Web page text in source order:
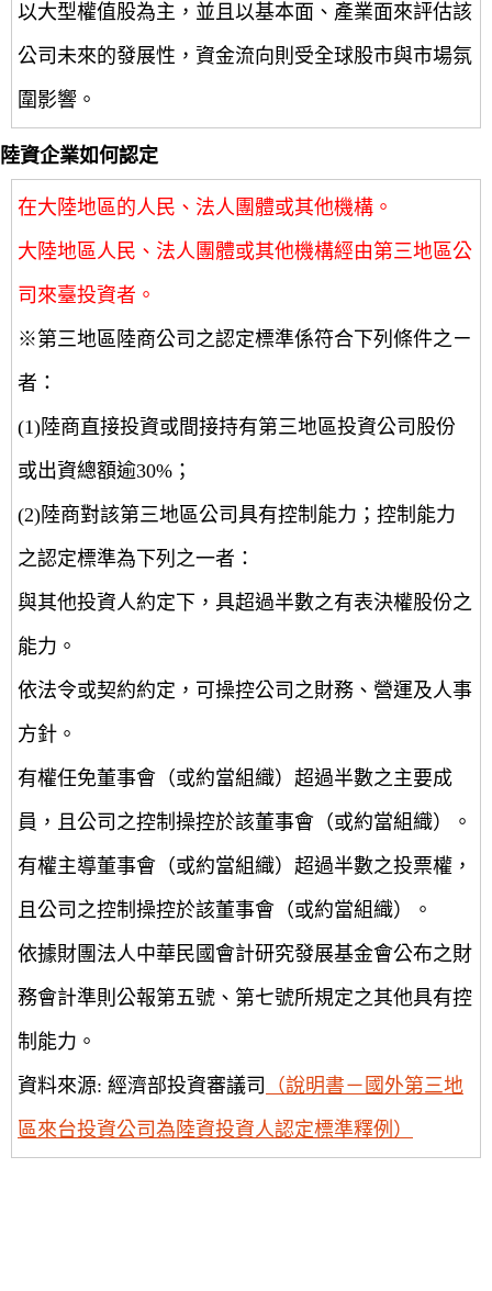
以大型權值股為主，並且以基本面、產業面來評估該
公司未來的發展性，資金流向則受全球股市與市場氛
圍影響。
陸資企業如何認定
在大陸地區的人民、法人團體或其他機構。
大陸地區人民、法人團體或其他機構經由第三地區公
司來臺投資者。
※第三地區陸商公司之認定標準係符合下列條件之ㄧ
者：
(1)陸商直接投資或間接持有第三地區投資公司股份
或出資總額逾30%；
(2)陸商對該第三地區公司具有控制能力；控制能力
之認定標準為下列之一者：
與其他投資人約定下，具超過半數之有表決權股份之
能力。
依法令或契約約定，可操控公司之財務、營運及人事
方針。
有權任免董事會（或約當組織）超過半數之主要成
員，且公司之控制操控於該董事會（或約當組織）。
有權主導董事會（或約當組織）超過半數之投票權，
且公司之控制操控於該董事會（或約當組織）。
依據財團法人中華民國會計研究發展基金會公布之財
務會計準則公報第五號、第七號所規定之其他具有控
制能力。
資料來源: 經濟部投資審議司
（說明書－國外第三地
區來台投資公司為陸資投資人認定標準釋例）